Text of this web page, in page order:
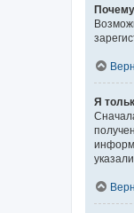
Почему
Я